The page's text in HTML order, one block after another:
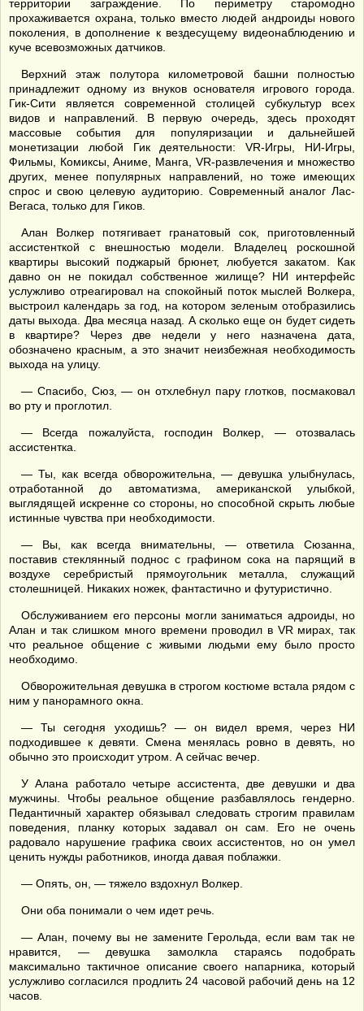
территории заграждение. По периметру старомодно
прохаживается охрана, только вместо людей андроиды нового
поколения, в дополнение к вездесущему видеонаблюдению и
куче всевозможных датчиков.
Верхний этаж полутора километровой башни полностью
принадлежит одному из внуков основателя игрового города.
Гик-Сити является современной столицей субкультур всех
видов и направлений. В первую очередь, здесь проходят
массовые события для популяризации и дальнейшей
монетизации любой Гик деятельности: VR-Игры, НИ-Игры,
Фильмы, Комиксы, Аниме, Манга, VR-развлечения и множество
других, менее популярных направлений, но тоже имеющих
спрос и свою целевую аудиторию. Современный аналог Лас-
Вегаса, только для Гиков.
Алан Волкер потягивает гранатовый сок, приготовленный
ассистенткой с внешностью модели. Владелец роскошной
квартиры высокий поджарый брюнет, любуется закатом. Как
давно он не покидал собственное жилище? НИ интерфейс
услужливо отреагировал на спокойный поток мыслей Волкера,
выстроил календарь за год, на котором зеленым отобразились
даты выхода. Два месяца назад. А сколько еще он будет сидеть
в квартире? Через две недели у него назначена дата,
обозначено красным, а это значит неизбежная необходимость
выхода на улицу.
— Спасибо, Сюз, — он отхлебнул пару глотков, посмаковал
во рту и проглотил.
— Всегда пожалуйста, господин Волкер, — отозвалась
ассистентка.
— Ты, как всегда обворожительна, — девушка улыбнулась,
отработанной до автоматизма, американской улыбкой,
выглядящей искренне со стороны, но способной скрыть любые
истинные чувства при необходимости.
— Вы, как всегда внимательны, — ответила Сюзанна,
поставив стеклянный поднос с графином сока на парящий в
воздухе серебристый прямоугольник металла, служащий
столешницей. Никаких ножек, фантастично и футуристично.
Обслуживанием его персоны могли заниматься адроиды, но
Алан и так слишком много времени проводил в VR мирах, так
что реальное общение с живыми людьми ему было просто
необходимо.
Обворожительная девушка в строгом костюме встала рядом с
ним у панорамного окна.
— Ты сегодня уходишь? — он видел время, через НИ
подходившее к девяти. Смена менялась ровно в девять, но
обычно это происходит утром. А сейчас вечер.
У Алана работало четыре ассистента, две девушки и два
мужчины. Чтобы реальное общение разбавлялось гендерно.
Педантичный характер обязывал следовать строгим правилам
поведения, планку которых задавал он сам. Его не очень
радовало нарушение графика своих ассистентов, но он умел
ценить нужды работников, иногда давая поблажки.
— Опять, он, — тяжело вздохнул Волкер.
Они оба понимали о чем идет речь.
— Алан, почему вы не замените Герольда, если вам так не
нравится, — девушка замолкла стараясь подобрать
максимально тактичное описание своего напарника, который
услужливо согласился продлить 24 часовой рабочий день на 12
часов.